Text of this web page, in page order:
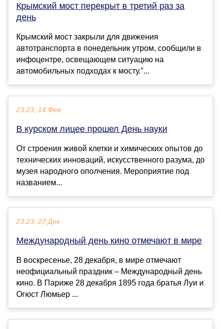
Крымский мост перекрыт в третий раз за
день
Крымский мост закрыли для движения
автотранспорта в понедельник утром, сообщили в
инфоцентре, освещающем ситуацию на
автомобильных подходах к мосту."...
23:23, 14 Фев
В курском лицее прошел День науки
От строения живой клетки и химических опытов до
технических инноваций, искусственного разума, до
музея народного ополчения. Мероприятие под
названием...
23:23, 27 Дек
Международный день кино отмечают в мире
В воскресенье, 28 декабря, в мире отмечают
неофициальный праздник – Международный день
кино. В Париже 28 декабря 1895 года братья Луи и
Огюст Люмьер ...